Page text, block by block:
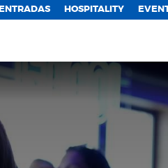
ENTRADAS HOSPITALITY